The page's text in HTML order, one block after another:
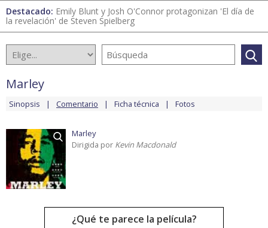
Destacado: Emily Blunt y Josh O'Connor protagonizan 'El día de
la revelación' de Steven Spielberg
Marley
Sinopsis Comentario Ficha técnica Fotos
Marley
Dirigida por Kevin Macdonald
¿Qué te parece la película?